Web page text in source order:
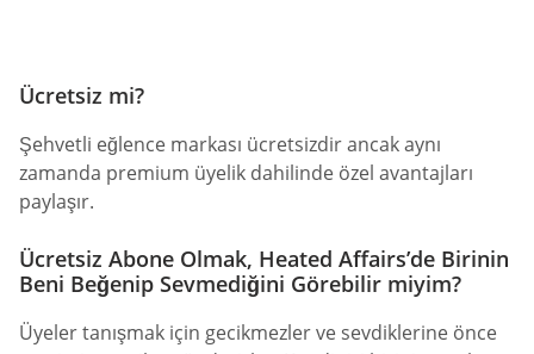
Ücretsiz mi?
Şehvetli eğlence markası ücretsizdir ancak aynı
zamanda premium üyelik dahilinde özel avantajları
paylaşır.
Ücretsiz Abone Olmak, Heated Affairs’de Birinin
Beni Beğenip Sevmediğini Görebilir miyim?
Üyeler tanışmak için gecikmezler ve sevdiklerine önce